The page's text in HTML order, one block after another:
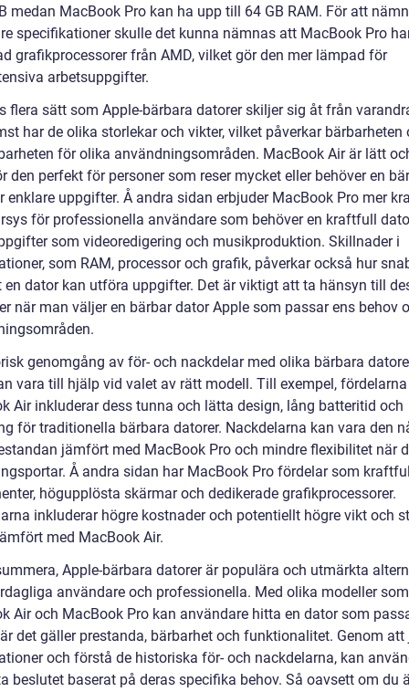
medan MacBook Pro kan ha upp till 64 GB RAM. För att
specifikationer skulle det kunna nämnas att MacBook Pro
grafikprocessorer från AMD, vilket gör den mer lämpad för
arbetsuppgifter.
flera sätt som Apple-bärbara datorer skiljer sig åt från
har de olika storlekar och vikter, vilket påverkar bärbarheten
för olika användningsområden. MacBook Air är lätt
den perfekt för personer som reser mycket eller behöver en
enklare uppgifter. Å andra sidan erbjuder MacBook Pro mer
för professionella användare som behöver en kraftfull
som videoredigering och musikproduktion. Skillnader i
som RAM, processor och grafik, påverkar också hur
dator kan utföra uppgifter. Det är viktigt att ta hänsyn till
när man väljer en bärbar dator Apple som passar ens behov
genomgång av för- och nackdelar med olika bärbara
vara till hjälp vid valet av rätt modell. Till exempel,
Air inkluderar dess tunna och lätta design, lång batteritid och
för traditionella bärbara datorer. Nackdelarna kan vara den
jämfört med MacBook Pro och mindre flexibilitet när
Å andra sidan har MacBook Pro fördelar som
högupplösta skärmar och dedikerade grafikprocessorer.
inkluderar högre kostnader och potentiellt högre vikt och
med MacBook Air.
Apple-bärbara datorer är populära och utmärkta
användare och professionella. Med olika modeller som
Air och MacBook Pro kan användare hitta en dator som
det gäller prestanda, bärbarhet och funktionalitet. Genom
och förstå de historiska för- och nackdelarna, kan
beslutet baserat på deras specifika behov. Så oavsett om du